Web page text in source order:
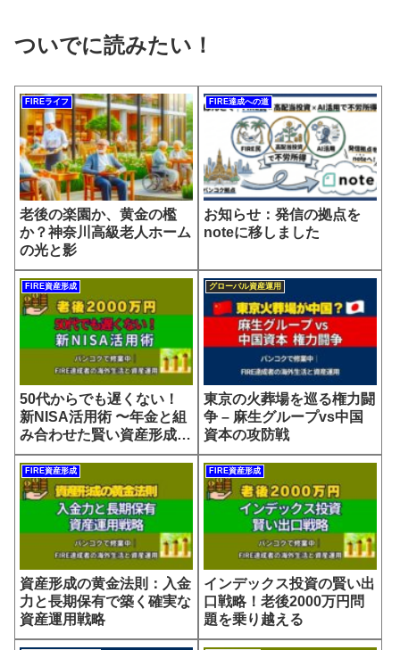
ついでに読みたい！
FIREライフ
老後の楽園か、黄金の檻
か？神奈川高級老人ホーム
の光と影
FIRE達成への道
お知らせ：発信の拠点を
noteに移しました
FIRE資産形成
50代からでも遅くない！
新NISA活用術 〜年金と組
み合わせた賢い資産形成の
すすめ〜
グローバル資産運用
東京の火葬場を巡る権力闘
争 – 麻生グループvs中国
資本の攻防戦
FIRE資産形成
資産形成の黄金法則：入金
力と長期保有で築く確実な
資産運用戦略
FIRE資産形成
インデックス投資の賢い出
口戦略！老後2000万円問
題を乗り越える